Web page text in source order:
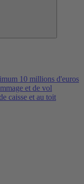
10 millions d'euros
et de vol
caisse et au toit